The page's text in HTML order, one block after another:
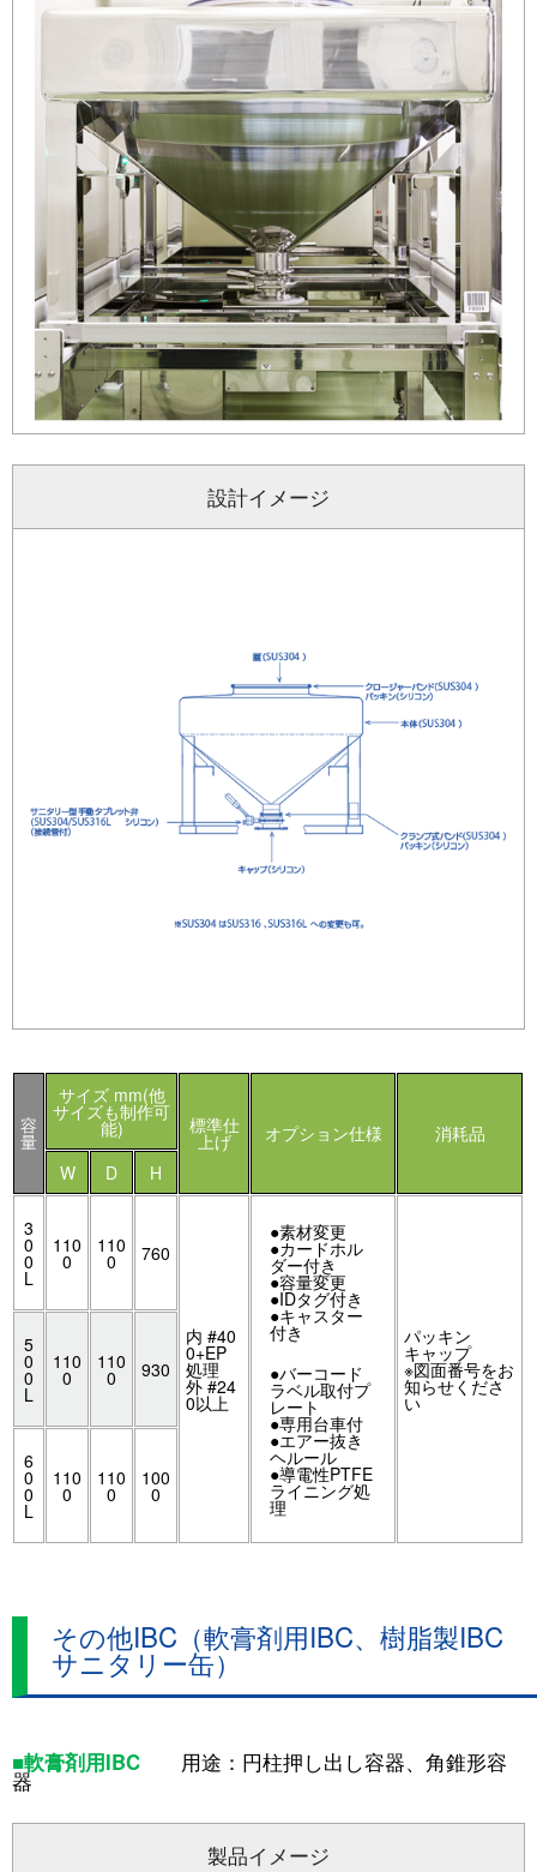
設計イメージ
容
量
サイズ mm(他
サイズも制作可
能) 標準仕
上げ オプション仕様
消耗品
W
D H
3
0
0
L
110
0
110
0 760
内 #40
0+EP
処理
外 #24
0以上
●素材変更
●カードホル
ダー付き
●容量変更
●IDタグ付き
●キャスター
付き
●バーコード
ラベル取付プ
レート
●専用台車付
●エアー抜き
ヘルール
●導電性PTFE
ライニング処
理
パッキン
キャップ
※図面番号をお
知らせくださ
い
5
0
0
L
110
0
110
0 930
6
0
0
L
110
0
110
0
100
0
その他IBC（軟膏剤用IBC、樹脂製IBC
サニタリー缶）
■軟膏剤用IBC 用途：円柱押し出し容器、角錐形容
器
製品イメージ